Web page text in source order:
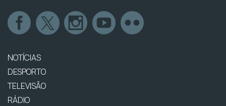
NOTÍCIAS
DESPORTO
TELEVISÃO
RÁDIO